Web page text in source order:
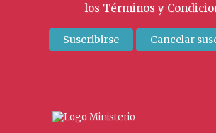
los Términos y